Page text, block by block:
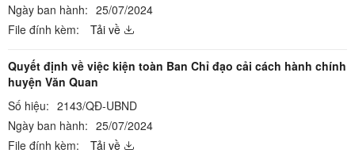
Ngày ban hành: 25/07/2024
File đính kèm:
Tải về
Quyết định về việc kiện toàn Ban Chỉ đạo cải cách hành chính
huyện Văn Quan
Số hiệu: 2143/QĐ-UBND
Ngày ban hành: 25/07/2024
File đính kèm:
Tải về